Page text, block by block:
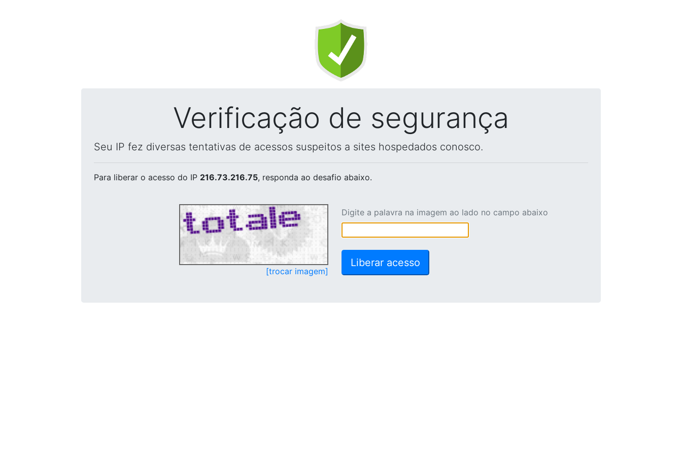
Verificação de segurança
Seu IP fez diversas tentativas de acessos suspeitos a sites hospedados conosco.
Para liberar o acesso do IP 216.73.216.75, responda ao desafio abaixo.
[trocar imagem]
Digite a palavra na imagem ao lado no campo abaixo